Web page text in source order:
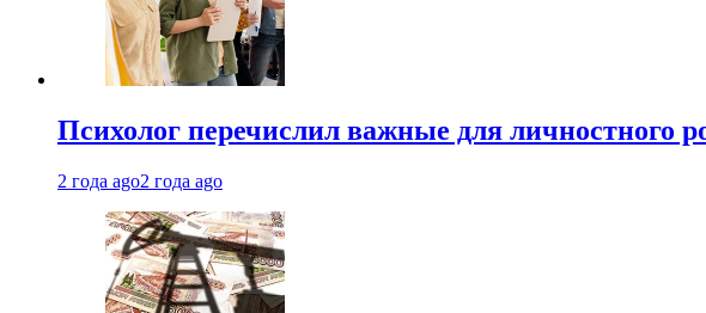
Психолог перечислил важные для личностного
2 года ago2 года ago